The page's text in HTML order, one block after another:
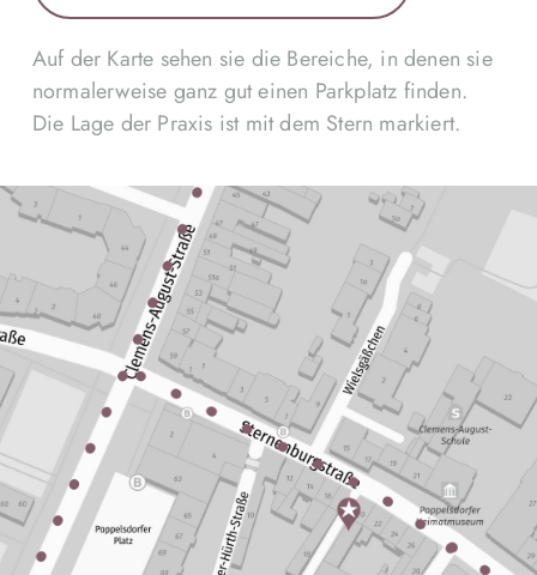
Auf der Karte sehen sie die Bereiche, in denen sie
normalerweise ganz gut einen Parkplatz finden.
Die Lage der Praxis ist mit dem Stern markiert.